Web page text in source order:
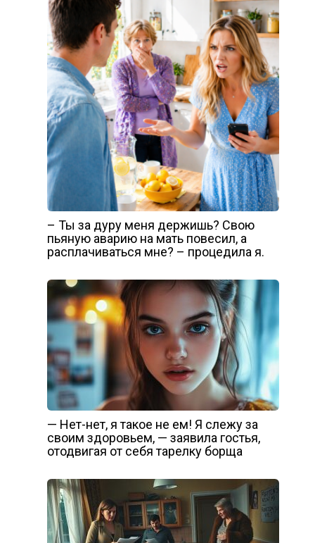
– Ты за дуру меня держишь? Свою
пьяную аварию на мать повесил, а
расплачиваться мне? – процедила я.
— Нет-нет, я такое не ем! Я слежу за
своим здоровьем, — заявила гостья,
отодвигая от себя тарелку борща